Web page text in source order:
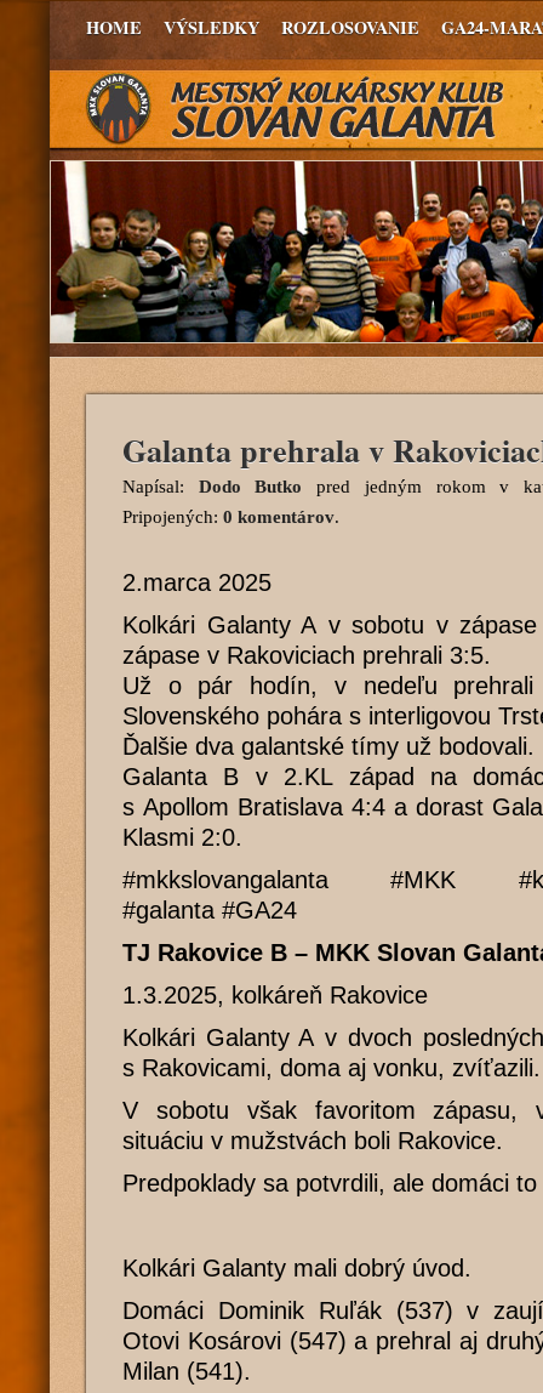
HOME VÝSLEDKY ROZLOSOVANIE GA24-
Galanta prehrala v
Napísal: Dodo Butko pred jedným rokom v
Pripojených: 0 komentárov.
2.marca 2025
Kolkári Galanty A v sobotu v
zápase v Rakoviciach prehrali 3:5.
Už o pár hodín, v nedeľu
Slovenského pohára s interligovou
Ďalšie dva galantské tímy už bodovali.
Galanta B v 2.KL západ na
s Apollom Bratislava 4:4 a dorast
Klasmi 2:0.
#mkkslovangalanta #MKK
#galanta #GA24
TJ Rakovice B – MKK Slovan
1.3.2025, kolkáreň Rakovice
Kolkári Galanty A v dvoch
s Rakovicami, doma aj vonku, zvíťazili.
V sobotu však favoritom zápasu,
situáciu v mužstvách boli Rakovice.
Predpoklady sa potvrdili, ale domáci
Kolkári Galanty mali dobrý úvod.
Domáci Dominik Ruľák (537) v
Otovi Kosárovi (547) a prehral aj
Milan (541).